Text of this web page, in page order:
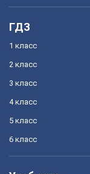
ГДЗ
1 класс
2 класс
3 класс
4 класс
5 класс
6 класс